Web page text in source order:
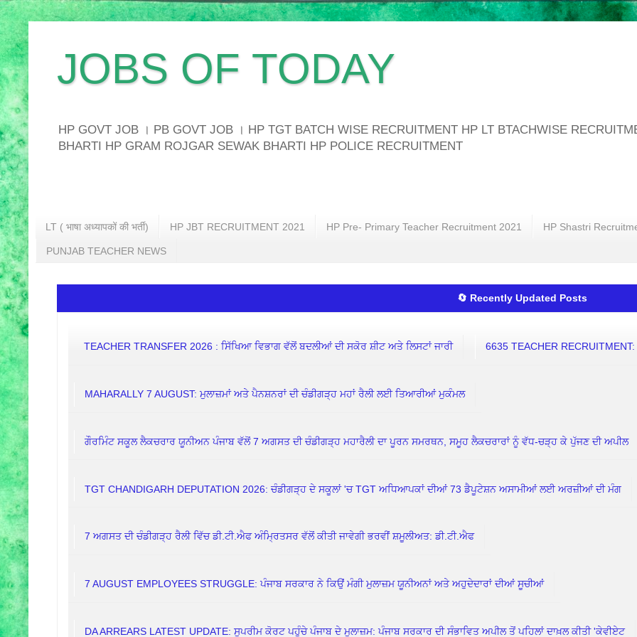
JOBS OF TODAY
HP GOVT JOB । PB GOVT JOB । HP TGT BATCH WISE RECRUITMENT HP LT BTACHWISE
BHARTI HP GRAM ROJGAR SEWAK BHARTI HP POLICE RECRUITMENT
LT ( भाषा अध्यापकों की भर्ती) HP JBT RECRUITMENT 2021 HP Pre- Primary Teacher Recruitment 2021 HP Shastri
PUNJAB TEACHER NEWS
🔄 Recently Updated Posts
TEACHER TRANSFER 2026 : ਸਿੱਖਿਆ ਵਿਭਾਗ ਵੱਲੋਂ ਬਦਲੀਆਂ ਦੀ ਸਕੋਰ ਸ਼ੀਟ ਅਤੇ ਲਿਸਟਾਂ ਜਾਰੀ 6635 TEACHER
MAHARALLY 7 AUGUST: ਮੁਲਾਜ਼ਮਾਂ ਅਤੇ ਪੈਨਸ਼ਨਰਾਂ ਦੀ ਚੰਡੀਗੜ੍ਹ ਮਹਾਂ ਰੈਲੀ ਲਈ ਤਿਆਰੀਆਂ ਮੁਕੰਮਲ
ਗੌਰਮਿੰਟ ਸਕੂਲ ਲੈਕਚਰਾਰ ਯੂਨੀਅਨ ਪੰਜਾਬ ਵੱਲੋਂ 7 ਅਗਸਤ ਦੀ ਚੰਡੀਗੜ੍ਹ ਮਹਾਰੈਲੀ ਦਾ ਪੂਰਨ ਸਮਰਥਨ, ਸਮੂਹ ਲੈਕਚਰਾਰਾਂ ਨੂੰ ਵੱਧ-ਚੜ੍ਹ ਕੇ ਪੁੱਜਣ ਦੀ ਅਪੀਲ
TGT CHANDIGARH DEPUTATION 2026: ਚੰਡੀਗੜ੍ਹ ਦੇ ਸਕੂਲਾਂ 'ਚ TGT ਅਧਿਆਪਕਾਂ ਦੀਆਂ 73 ਡੈਪੂਟੇਸ਼ਨ ਅਸਾਮੀਆਂ ਲਈ ਅਰਜ਼ੀਆਂ ਦੀ ਮੰਗ
7 ਅਗਸਤ ਦੀ ਚੰਡੀਗੜ੍ਹ ਰੈਲੀ ਵਿੱਚ ਡੀ.ਟੀ.ਐਫ ਅੰਮ੍ਰਿਤਸਰ ਵੱਲੋਂ ਕੀਤੀ ਜਾਵੇਗੀ ਭਰਵੀਂ ਸ਼ਮੂਲੀਅਤ: ਡੀ.ਟੀ.ਐਫ
7 AUGUST EMPLOYEES STRUGGLE: ਪੰਜਾਬ ਸਰਕਾਰ ਨੇ ਕਿਉਂ ਮੰਗੀ ਮੁਲਾਜ਼ਮ ਯੂਨੀਅਨਾਂ ਅਤੇ ਅਹੁਦੇਦਾਰਾਂ ਦੀਆਂ ਸੂਚੀਆਂ
DA ARREARS LATEST UPDATE: ਸੁਪਰੀਮ ਕੋਰਟ ਪਹੁੰਚੇ ਪੰਜਾਬ ਦੇ ਮੁਲਾਜ਼ਮ: ਪੰਜਾਬ ਸਰਕਾਰ ਦੀ ਸੰਭਾਵਿਤ ਅਪੀਲ ਤੋਂ ਪਹਿਲਾਂ ਦਾਖ਼ਲ ਕੀਤੀ 'ਕੇਵੀਏਟ